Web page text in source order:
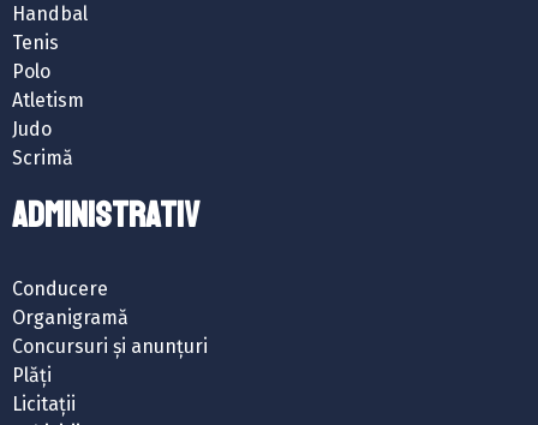
Handbal
Tenis
Polo
Atletism
Judo
Scrimă
ADMINISTRATIV
Conducere
Organigramă
Concursuri și anunțuri
Plăți
Licitații